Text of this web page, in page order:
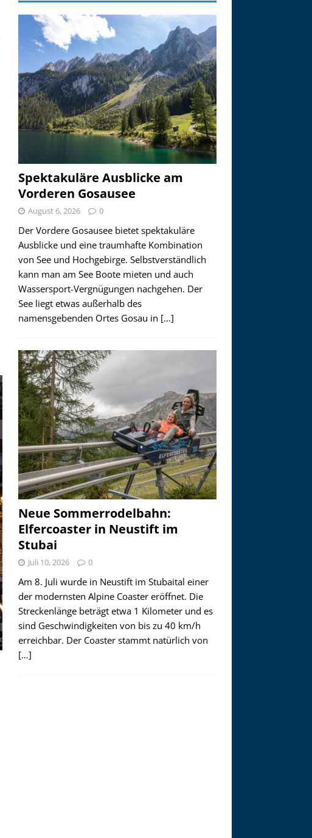
Spektakuläre Ausblicke am
Vorderen Gosausee
August 6, 2026 0
Der Vordere Gosausee bietet spektakuläre
Ausblicke und eine traumhafte Kombination
von See und Hochgebirge. Selbstverständlich
kann man am See Boote mieten und auch
Wassersport-Vergnügungen nachgehen. Der
See liegt etwas außerhalb des
namensgebenden Ortes Gosau in […]
Neue Sommerrodelbahn:
Elfercoaster in Neustift im
Stubai
Juli 10, 2026 0
Am 8. Juli wurde in Neustift im Stubaital einer
der modernsten Alpine Coaster eröffnet. Die
Streckenlänge beträgt etwa 1 Kilometer und es
sind Geschwindigkeiten von bis zu 40 km/h
erreichbar. Der Coaster stammt natürlich von
[…]